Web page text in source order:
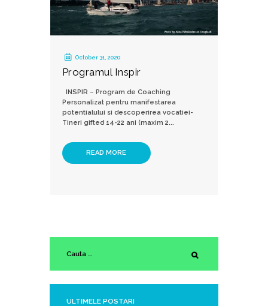
October 31, 2020
Programul Inspir
INSPIR – Program de Coaching
Personalizat pentru manifestarea
potentialului si descoperirea vocatiei-
Tineri gifted 14-22 ani (maxim 2...
READ MORE
ULTIMELE POSTARI